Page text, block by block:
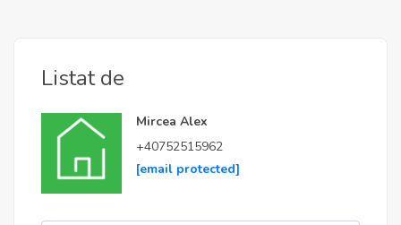
Listat de
Mircea Alex
+40752515962
[email protected]